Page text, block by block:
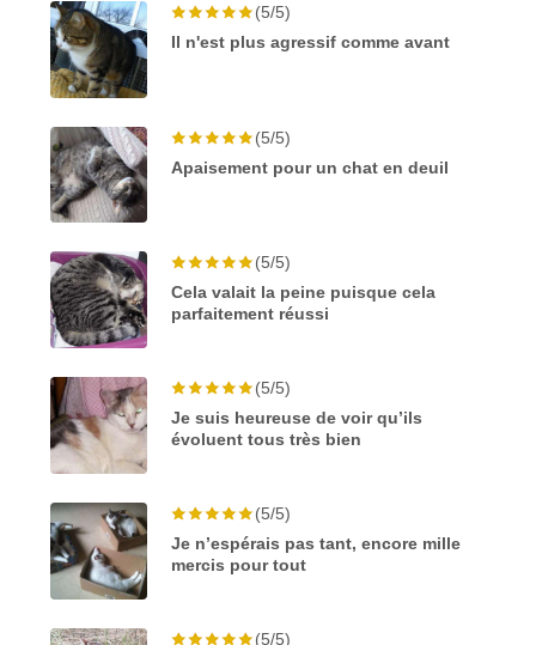
(5/5)
Il n'est plus agressif comme avant
(5/5)
Apaisement pour un chat en deuil
(5/5)
Cela valait la peine puisque cela
parfaitement réussi
(5/5)
Je suis heureuse de voir qu’ils
évoluent tous très bien
(5/5)
Je n’espérais pas tant, encore mille
mercis pour tout
(5/5)